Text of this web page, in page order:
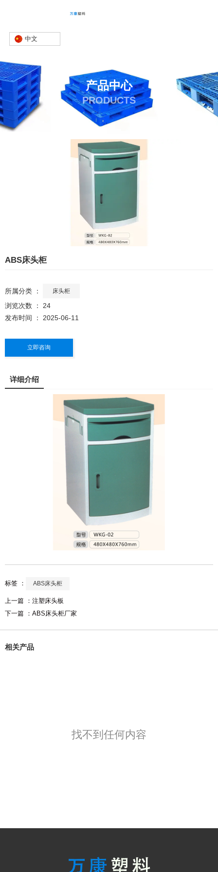
中文
产品中心
PRODUCTS
首页 - 产品 -
ABS床头柜
所属分类 ： 床头柜
浏览次数 ： 24
发布时间 ： 2025-06-11
立即咨询
详细介绍
标签 ： ABS床头柜
上一篇 ： 注塑床头板
下一篇 ： ABS床头柜厂家
相关产品
找不到任何内容